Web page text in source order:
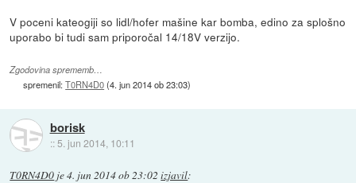
V poceni kateogiji so lidl/hofer mašine kar bomba, edino za splošno
uporabo bi tudi sam priporočal 14/18V verzijo.
Zgodovina sprememb…
spremenil:T0RN4D0(4. jun 2014 ob 23:03)
borisk
:: 5. jun 2014, 10:11
T0RN4D0 je4. jun 2014 ob 23:02 izjavil: